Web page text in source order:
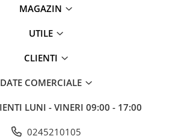
MAGAZIN
UTILE
CLIENTI
DATE COMERCIALE
LUNI - VINERI 09:00 - 17:00
0245210105